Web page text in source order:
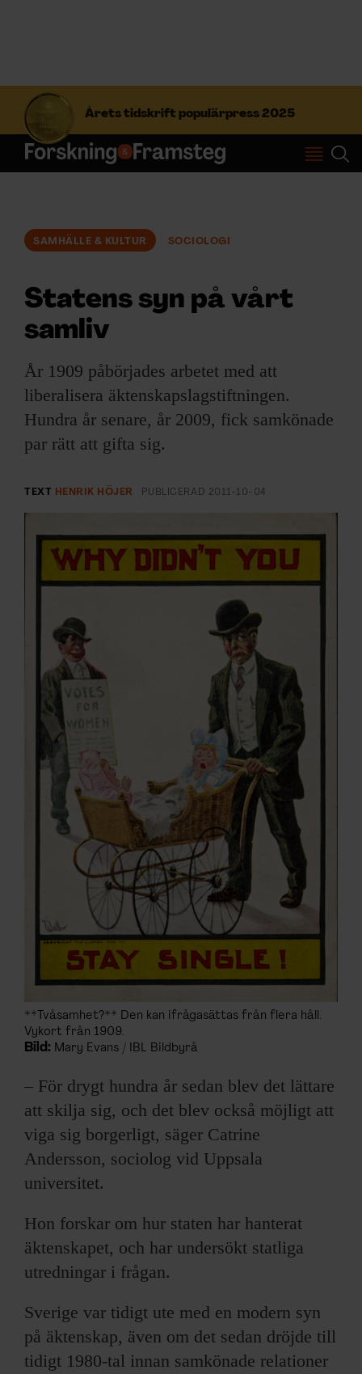
Årets tidskrift populärpress 2025
S
f
t
Prenumerera
ÄMNEN
ARKIV & E-TIDNING
LYSSNA/PODD
EVENEMANG & RESOR
SHOP
KONTAKTA F&F
SKRIV I F&F
PRENUMERERA PÅ F&F
ANNONSERA I F&F
OM F&F
SAMHÄLLE & KULTUR SOCIOLOGI
Statens syn på vårt
samliv
År 1909 påbörjades arbetet med att
liberalisera äktenskapslagstiftningen.
Hundra år senare, år 2009, fick samkönade
par rätt att gifta sig.
TEXT HENRIK HÖJER PUBLICERAD 2011-10-04
**Tvåsamhet?** Den kan ifrågasättas från flera håll.
Vykort från 1909.
Bild: Mary Evans / IBL Bildbyrå
– För drygt hundra år sedan blev det lättare
att skilja sig, och det blev också möjligt att
viga sig borgerligt, säger Catrine
Andersson, sociolog vid Uppsala
universitet.
Hon forskar om hur staten har hanterat
äktenskapet, och har undersökt statliga
utredningar i frågan.
Sverige var tidigt ute med en modern syn
på äktenskap, även om det sedan dröjde till
tidigt 1980-tal innan samkönade relationer